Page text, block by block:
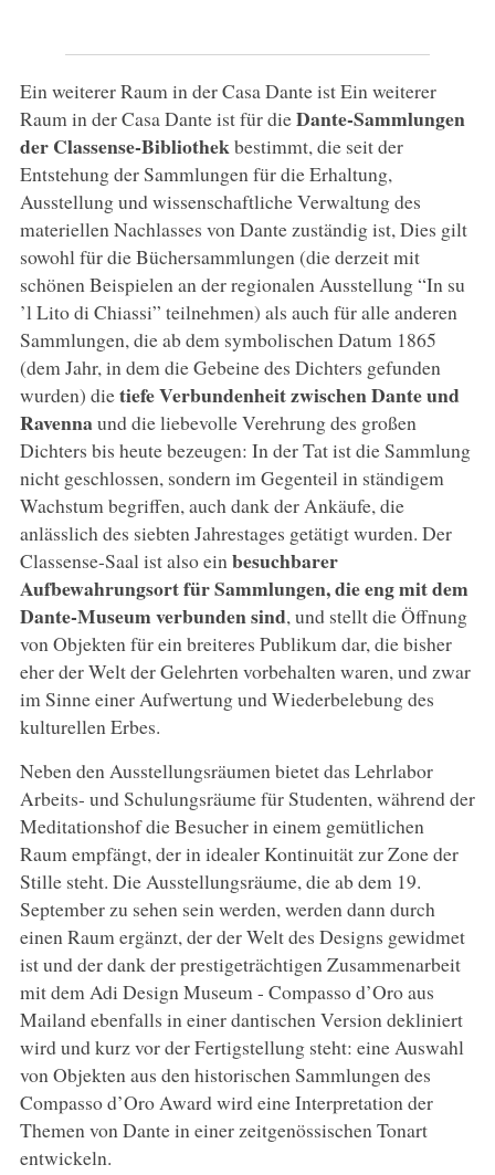
Ein weiterer Raum in der Casa Dante ist Ein weiterer
Raum in der Casa Dante ist für dieDante-Sammlungen
der Classense-Bibliothekbestimmt, die seit der
Entstehung der Sammlungen für die Erhaltung,
Ausstellung und wissenschaftliche Verwaltung des
materiellen Nachlasses von Dante zuständig ist, Dies gilt
sowohl für die Büchersammlungen (die derzeit mit
schönen Beispielen an der regionalen Ausstellung “In su
’l Lito di Chiassi” teilnehmen) als auch für alle anderen
Sammlungen, die ab dem symbolischen Datum 1865
(dem Jahr, in dem die Gebeine des Dichters gefunden
wurden) dietiefe Verbundenheit zwischen Dante und
Ravennaund die liebevolle Verehrung des großen
Dichters bis heute bezeugen: In der Tat ist die Sammlung
nicht geschlossen, sondern im Gegenteil in ständigem
Wachstum begriffen, auch dank der Ankäufe, die
anlässlich des siebten Jahrestages getätigt wurden. Der
Classense-Saal ist also ein besuchbarer
Aufbewahrungsort für Sammlungen, die eng mit dem
Dante-Museum verbunden sind, und stellt die Öffnung
von Objekten für ein breiteres Publikum dar, die bisher
eher der Welt der Gelehrten vorbehalten waren, und zwar
im Sinne einer Aufwertung und Wiederbelebung des
kulturellen Erbes.
Neben den Ausstellungsräumen bietet das Lehrlabor
Arbeits- und Schulungsräume für Studenten, während der
Meditationshof die Besucher in einem gemütlichen
Raum empfängt, der in idealer Kontinuität zur Zone der
Stille steht. Die Ausstellungsräume, die ab dem 19.
September zu sehen sein werden, werden dann durch
einen Raum ergänzt, der der Welt des Designs gewidmet
ist und der dank der prestigeträchtigen Zusammenarbeit
mit dem Adi Design Museum - Compasso d’Oro aus
Mailand ebenfalls in einer dantischen Version dekliniert
wird und kurz vor der Fertigstellung steht: eine Auswahl
von Objekten aus den historischen Sammlungen des
Compasso d’Oro Award wird eine Interpretation der
Themen von Dante in einer zeitgenössischen Tonart
entwickeln.